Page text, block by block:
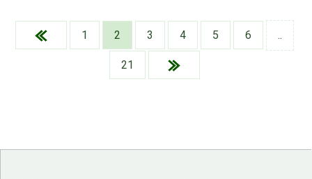
Mit Email Twitter Facebook
Über Tauschbu↔de
Tauschbons
Kategorien
Neue Artikel
1 2 3 4 5 6 ..
21